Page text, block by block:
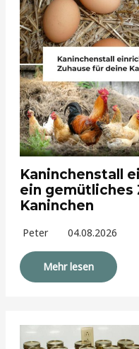
Kaninchenstall
ein gemütliches
Kaninchen
Peter 04.08.2026
Mehr lesen